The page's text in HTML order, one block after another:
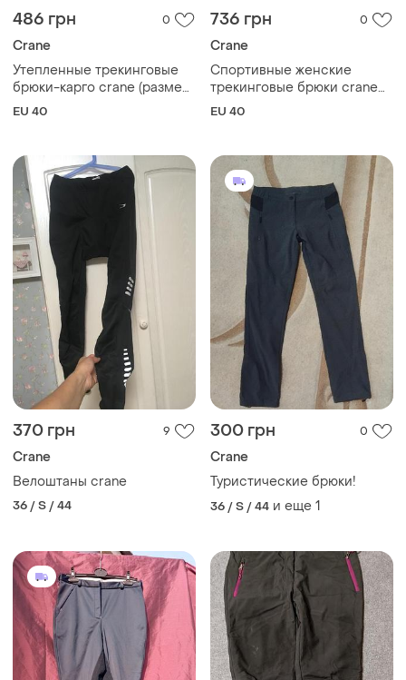
486 грн 0
Crane
Утепленные трекинговые
брюки-карго crane (размер
40 / m) на флисе
EU 40
736 грн 0
Crane
Спортивные женские
трекинговые брюки crane
(софтшел/флис), размер 40
EU 40
370 грн 9
Crane
Велоштаны crane
36 / S / 44
300 грн 0
Crane
Туристические брюки!
36 / S / 44 и еще 1